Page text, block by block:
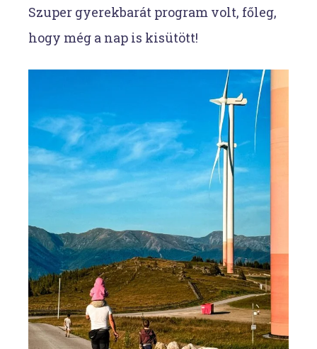
Szuper gyerekbarát program volt, főleg,
hogy még a nap is kisütött!